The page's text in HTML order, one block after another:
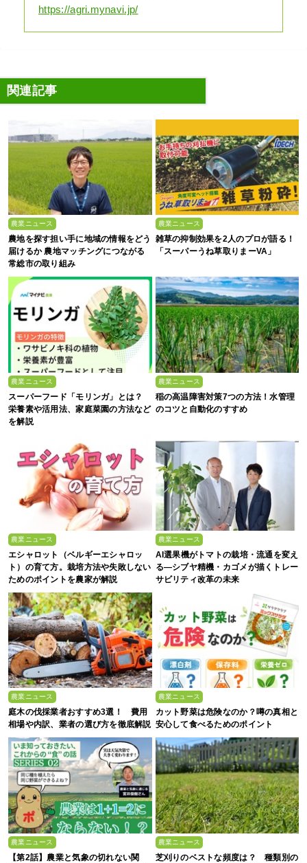
https://agri.mynavi.jp/
関連記事
農業ニュース
農地を探す担い手に地域の情報をどう
届けるか 農地マッチングにつながる
常総市の取り組み
農業ニュース
雑草の抑制効果を2人のプロが語る！
「スーパーうね草取りまーVA」
農業ニュース
スーパーフード「モリンガ」とは？
栄養素や活用法、家庭菜園の方法など
を解説
農業ニュース
稲の高温障害対策7つの方法！水管理
のコツと自動化のすすめ
農業ニュース
エシャロット（ベルギーエシャロッ
ト）の育て方。栽培方法や失敗しない
ためのポイントを農家が解説
農業ニュース
AI選果機がトマトの栽培・流通を変え
る―シブヤ精機・カゴメが描くトレー
サビリティ改革の未来
農業ニュース
庭木の伐採業者おすすめ3選！ 費用
相場や内訳、業者の選び方を徹底解説
農業ニュース
カット野菜は危険なのか？噂の真相と
安心して食べるためのポイント
農業ニュース
【第2話】農業と気象の切れない関
農業ニュース
芝刈りのベストな頻度は？ 種類別の